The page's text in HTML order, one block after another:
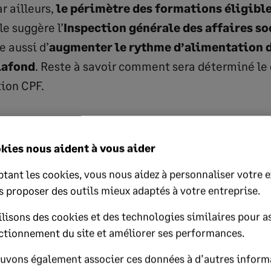
ailleurs,le périmètre des formations
suggère l’Inspection générale des affaires
aussi d’augmenter le rythme d’alimentation
. Reste à savoir comment sera déterminé le
CPF.
qui choisiront eux-mêmes leur
de cause
souhaite donner plus de liberté aux salariés
formation. Ils pourraient ainsi jeter eux-mêmes
passer forcément par le filtre de l’employeur.
veut renforcer la transparence sur ce
en effet qu’il recense85 000 organismes privés
nous aident à vous aider
les cookies, vous nous aidez à personnaliser votre
proposer des outils mieux adaptés à votre entreprise.
des cookies et des technologies similaires pour
du site et améliorer ses performances.
également associer ces données à d’autres